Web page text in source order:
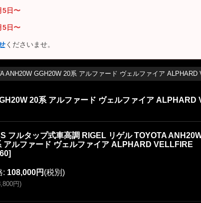
5日〜
5日〜
くださいませ。
GGH20W 20系 アルファード ヴェルファイア ALPHARD
20系 アルファード ヴェルファイア ALPHARD
フルタップ式車高調 RIGEL リゲル TOYOTA
アルファード ヴェルファイア ALPHARD VELLFIRE
]
: 108,000円 (税別)
円)